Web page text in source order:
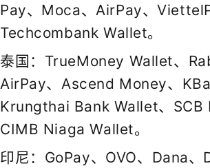
Pay、Moca、AirPay、
Techcombank Wallet。
泰国：TrueMoney Wallet、
AirPay、Ascend Money、
Krungthai Bank Wallet、SCB
CIMB Niaga Wallet。
印尼：GoPay、OVO、Dana